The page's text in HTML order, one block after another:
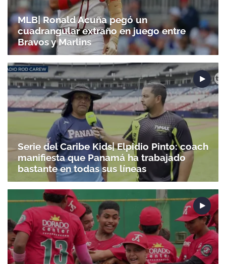
MLB| Ronald Acuña pegó un
cuadrangular extraño en juego entre
Bravos y Marlins
Serie del Caribe Kids| Elpidio Pinto: coach
manifiesta que Panamá ha trabajado
bastante en todas sus líneas